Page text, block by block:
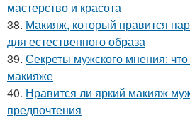
мастерство и красота
38. Макияж, который нравится
для естественного образа
39. Секреты мужского мнения:
макияже
40. Нравится ли яркий макияж
предпочтения